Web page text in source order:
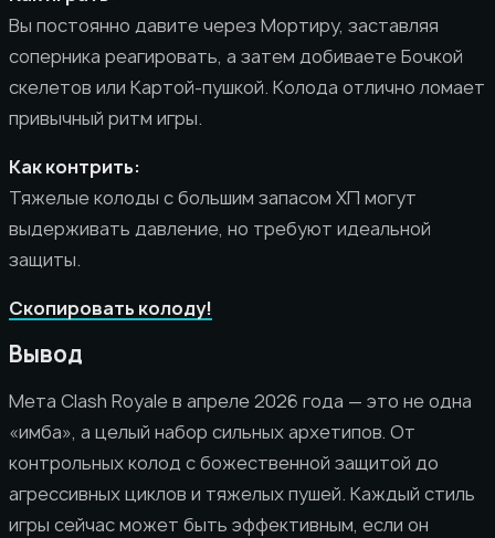
Вы постоянно давите через Мортиру, заставляя
соперника реагировать, а затем добиваете Бочкой
скелетов или Картой-пушкой. Колода отлично ломает
привычный ритм игры.
Как контрить:
Тяжелые колоды с большим запасом ХП могут
выдерживать давление, но требуют идеальной
защиты.
Скопировать колоду!
Вывод
Мета Clash Royale в апреле 2026 года — это не одна
«имба», а целый набор сильных архетипов. От
контрольных колод с божественной защитой до
агрессивных циклов и тяжелых пушей. Каждый стиль
игры сейчас может быть эффективным, если он